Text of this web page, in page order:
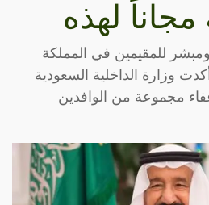
مجاناً لهذه
للمقيمين في المملكة
وزارة الداخلية السعودية
مجموعة من الوافدين